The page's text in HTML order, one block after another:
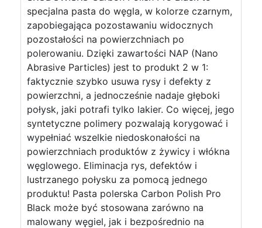
specjalna pasta do węgla, w kolorze czarnym,
zapobiegająca pozostawaniu widocznych
pozostałości na powierzchniach po
polerowaniu. Dzięki zawartości NAP (Nano
Abrasive Particles) jest to produkt 2 w 1:
faktycznie szybko usuwa rysy i defekty z
powierzchni, a jednocześnie nadaje głęboki
połysk, jaki potrafi tylko lakier. Co więcej, jego
syntetyczne polimery pozwalają korygować i
wypełniać wszelkie niedoskonałości na
powierzchniach produktów z żywicy i włókna
węglowego. Eliminacja rys, defektów i
lustrzanego połysku za pomocą jednego
produktu! Pasta polerska Carbon Polish Pro
Black może być stosowana zarówno na
malowany węgiel, jak i bezpośrednio na